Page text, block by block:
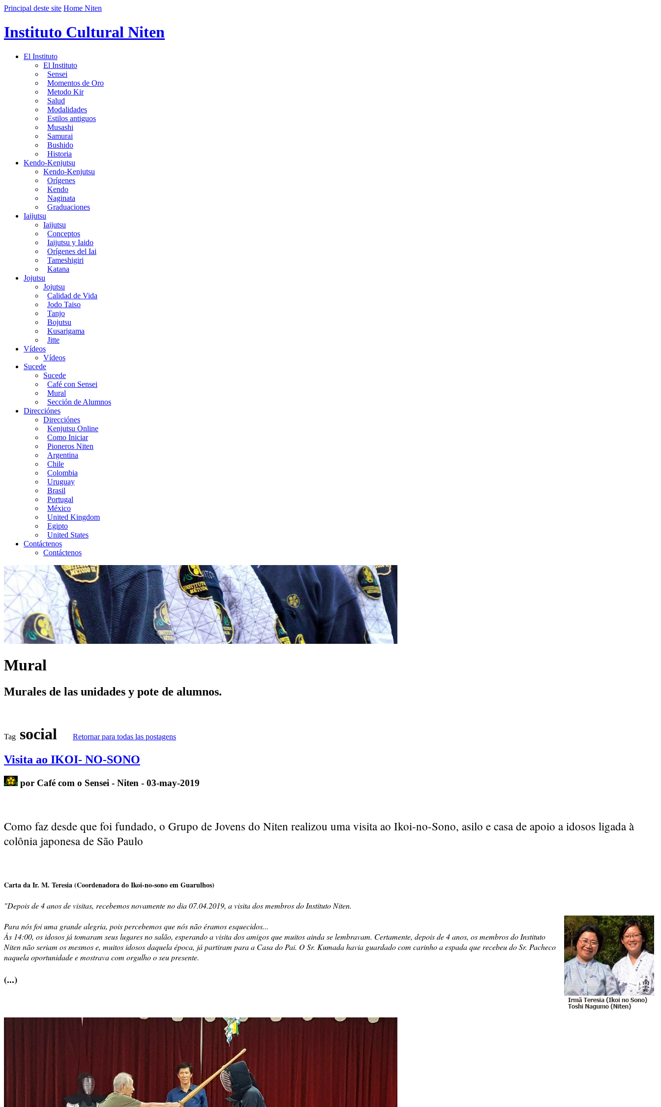
Principal deste site Home Niten
Instituto Cultural Niten
El Instituto
El Instituto
Sensei
Momentos de Oro
Metodo Kir
Salud
Modalidades
Estilos antiguos
Musashi
Samurai
Bushido
Historia
Kendo-Kenjutsu
Kendo-Kenjutsu
Orígenes
Kendo
Naginata
Graduaciones
Iaijutsu
Iaijutsu
Conceptos
Iaijutsu y Iaido
Orígenes del Iai
Tameshigiri
Katana
Jojutsu
Jojutsu
Calidad de Vida
Jodo Taiso
Tanjo
Bojutsu
Kusarigama
Jitte
Vídeos
Vídeos
Sucede
Sucede
Café con Sensei
Mural
Sección de Alumnos
Direcciónes
Direcciónes
Kenjutsu Online
Como Iniciar
Pioneros Niten
Argentina
Chile
Colombia
Uruguay
Brasil
Portugal
México
United Kingdom
Egipto
United States
Contáctenos
Contáctenos
Mural
Murales de las unidades y pote de alumnos.
Tag social Retornar para todas las postagens
Visita ao IKOI- NO-SONO
por Café com o Sensei - Niten - 03-may-2019
Como faz desde que foi fundado, o Grupo de Jovens do Niten realizou uma visita ao Ikoi-no-Sono, asilo e casa de apoio a idosos ligada à
colônia japonesa de São Paulo
Carta da Ir. M. Teresia (Coordenadora do Ikoi-no-sono em Guarulhos)
"Depois de 4 anos de visitas, recebemos novamente no dia 07.04.2019, a visita dos membros do Instituto Niten.
Para nós foi uma grande alegria, pois percebemos que nós não éramos esquecidos...
Às 14:00, os idosos já tomaram seus lugares no salão, esperando a visita dos amigos que muitos ainda se lembravam. Certamente, depois de 4 anos, os membros do Instituto
Niten não seriam os mesmos e, muitos idosos daquela época, já partiram para a Casa do Pai. O Sr. Kumada havia guardado com carinho a espada que recebeu do Sr. Pacheco
naquela oportunidade e mostrava com orgulho o seu presente.
(...)